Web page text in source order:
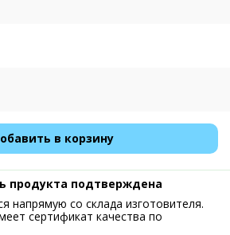
в корзину
продукта подтверждена
напрямую со склада изготовителя.
сертификат качества по